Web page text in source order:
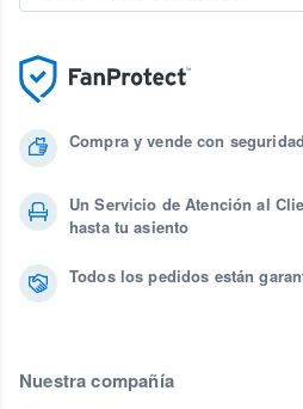
Compra y vende con seguridad
Un Servicio de Atención al
hasta tu asiento
Todos los pedidos están
Nuestra compañía